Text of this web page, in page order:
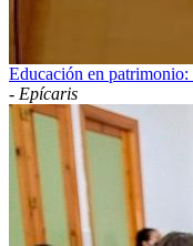
Educación en
- Epícaris